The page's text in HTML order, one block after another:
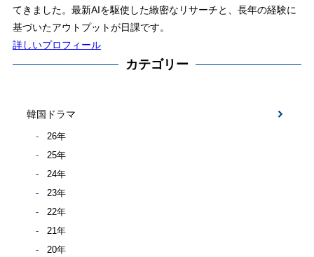
てきました。最新AIを駆使した緻密なリサーチと、長年の経験に
基づいたアウトプットが日課です。
詳しいプロフィール
カテゴリー
韓国ドラマ
26年
25年
24年
23年
22年
21年
20年